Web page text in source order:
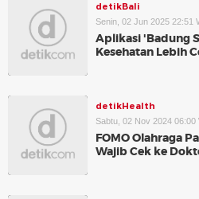
detikBali
Senin, 02 Jun 2025 22:51
Aplikasi 'Badung
Kesehatan Lebih
detikHealth
Sabtu, 02 Nov 2024 06:00
FOMO Olahraga
Wajib Cek ke